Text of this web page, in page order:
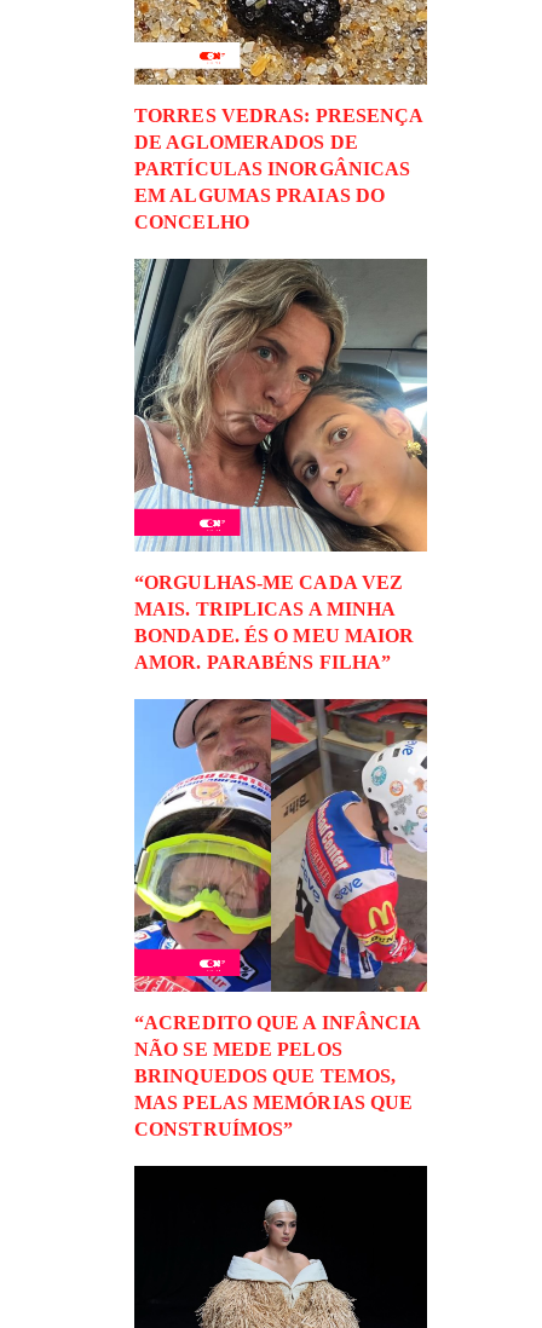
TORRES VEDRAS: PRESENÇA
DE AGLOMERADOS DE
PARTÍCULAS INORGÂNICAS
EM ALGUMAS PRAIAS DO
CONCELHO
“ORGULHAS-ME CADA VEZ
MAIS. TRIPLICAS A MINHA
BONDADE. ÉS O MEU MAIOR
AMOR. PARABÉNS FILHA”
“ACREDITO QUE A INFÂNCIA
NÃO SE MEDE PELOS
BRINQUEDOS QUE TEMOS,
MAS PELAS MEMÓRIAS QUE
CONSTRUÍMOS”